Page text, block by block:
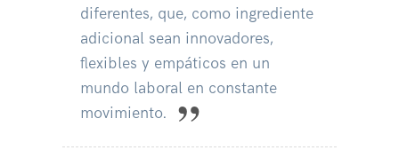
diferentes, que, como ingrediente
adicional sean innovadores,
flexibles y empáticos en un
mundo laboral en constante
movimiento.